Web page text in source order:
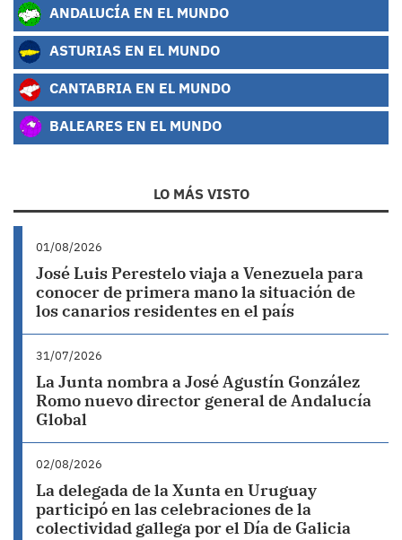
ANDALUCÍA EN EL MUNDO
ASTURIAS EN EL MUNDO
CANTABRIA EN EL MUNDO
BALEARES EN EL MUNDO
LO MÁS VISTO
01/08/2026
José Luis Perestelo viaja a Venezuela para
conocer de primera mano la situación de
los canarios residentes en el país
31/07/2026
La Junta nombra a José Agustín González
Romo nuevo director general de Andalucía
Global
02/08/2026
La delegada de la Xunta en Uruguay
participó en las celebraciones de la
colectividad gallega por el Día de Galicia